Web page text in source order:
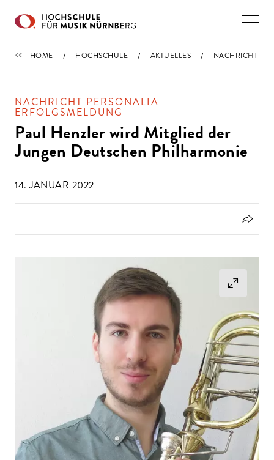
IMPORTIERT
HOME HOCHSCHULE AKTUELLES NACHRICHT
NACHRICHT PERSONALIA
ERFOLGSMELDUNG
Paul Henzler wird Mitglied der
Jungen Deutschen Philharmonie
14. JANUAR 2022